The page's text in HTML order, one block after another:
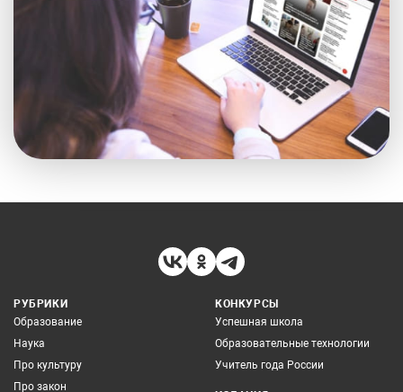
РУБРИКИ
Образование
Наука
Про культуру
Про закон
КОНКУРСЫ
Успешная школа
Образовательные технологии
Учитель года России